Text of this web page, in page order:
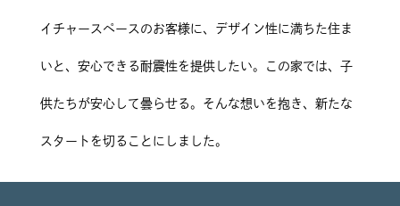
イチャースペースのお客様に、デザイン性に満ちた住ま
いと、安心できる耐震性を提供したい。この家では、子
供たちが安心して曇らせる。そんな想いを抱き、新たな
スタートを切ることにしました。